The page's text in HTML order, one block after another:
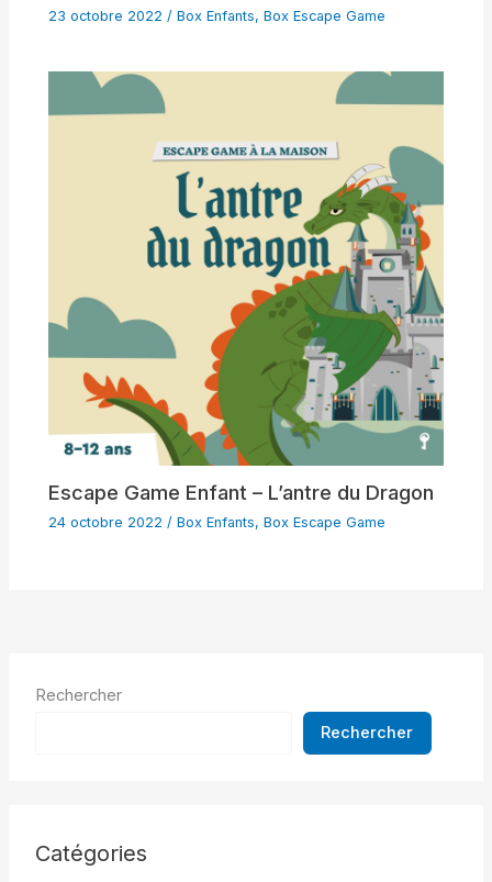
23 octobre 2022/Box Enfants,Box Escape Game
Escape Game Enfant – L’antre du Dragon
24 octobre 2022 /Box Enfants,Box Escape Game
Rechercher
Rechercher
Catégories